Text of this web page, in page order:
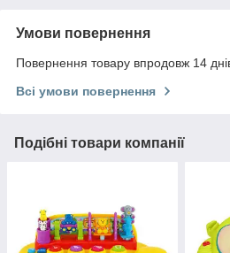
Умови повернення
Повернення товару впродовж 14
Всі умови повернення
Подібні товари компанії